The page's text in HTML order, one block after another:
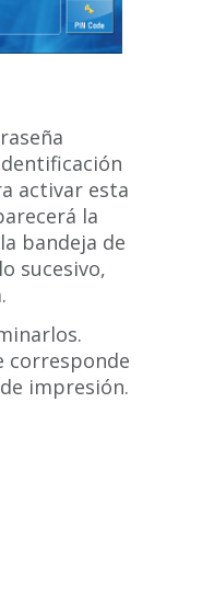
activar esta
la
bandeja de
sucesivo,
corresponde
impresión.